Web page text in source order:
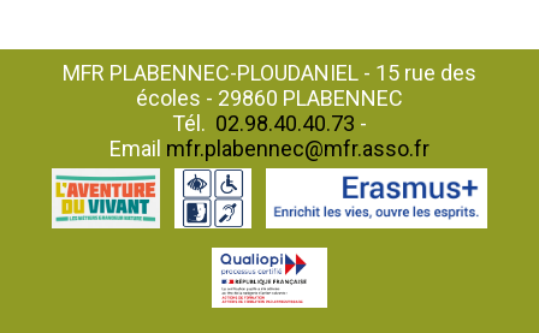
MFR PLABENNEC-PLOUDANIEL - 15 rue des
écoles - 29860 PLABENNEC
Tél. 02.98.40.40.73 -
Email mfr.plabennec@mfr.asso.fr